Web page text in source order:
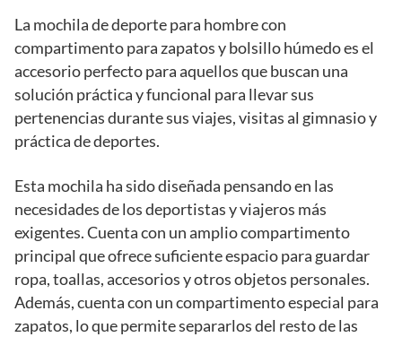
La mochila de deporte para hombre con
compartimento para zapatos y bolsillo húmedo es el
accesorio perfecto para aquellos que buscan una
solución práctica y funcional para llevar sus
pertenencias durante sus viajes, visitas al gimnasio y
práctica de deportes.
Esta mochila ha sido diseñada pensando en las
necesidades de los deportistas y viajeros más
exigentes. Cuenta con un amplio compartimento
principal que ofrece suficiente espacio para guardar
ropa, toallas, accesorios y otros objetos personales.
Además, cuenta con un compartimento especial para
zapatos, lo que permite separarlos del resto de las